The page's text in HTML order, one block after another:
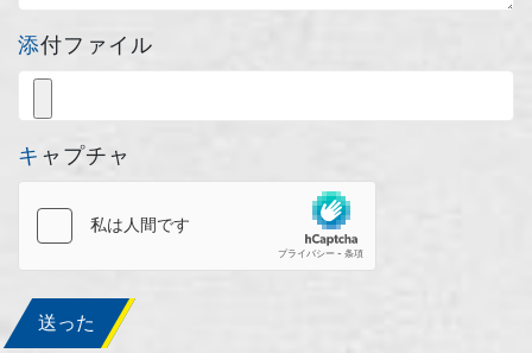
添付ファイル
キャプチャ
送った